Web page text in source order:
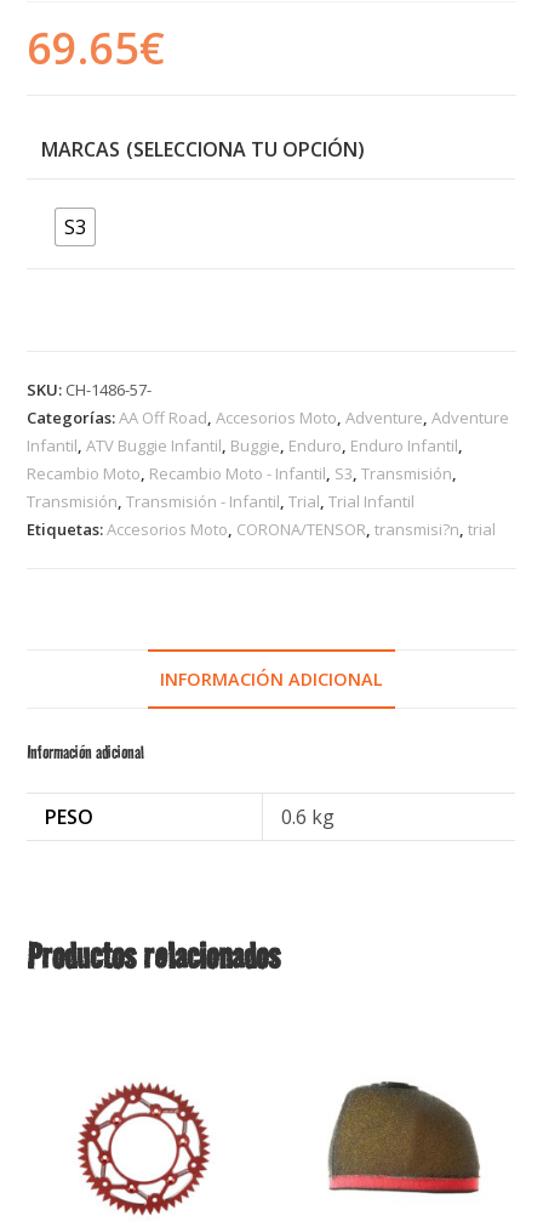
69.65€
MARCAS
S3
SKU: CH-1486-57-
Categorías:AA Off Road,Accesorios Moto,Adventure,Adventure
Infantil,ATV Buggie Infantil, Buggie, Enduro, Enduro Infantil,
Recambio Moto, Recambio Moto - Infantil, S3,Transmisión,
Transmisión,Transmisión - Infantil,Trial,Trial Infantil
Etiquetas:Accesorios Moto, CORONA/TENSOR,transmisi?n,trial
INFORMACIÓN ADICIONAL
Información adicional
PESO 0.6 kg
Productos relacionados